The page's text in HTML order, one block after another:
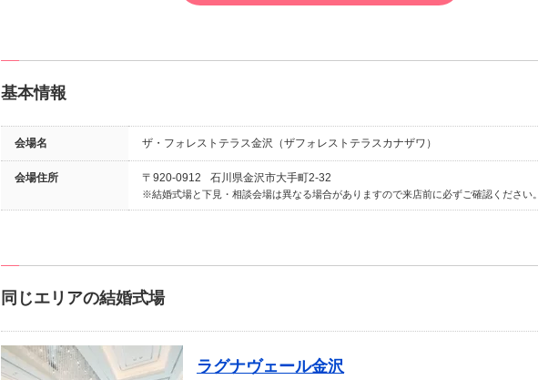
基本情報
会場名 ザ・フォレストテラス金沢（ザフォレストテラスカナザワ）
会場住所 〒920-0912 石川県金沢市大手町2-32
結婚式場と下見・相談会場は異なる場合がありますので来店前に必ずご確認ください。
同じエリアの結婚式場
ラグナヴェール金沢